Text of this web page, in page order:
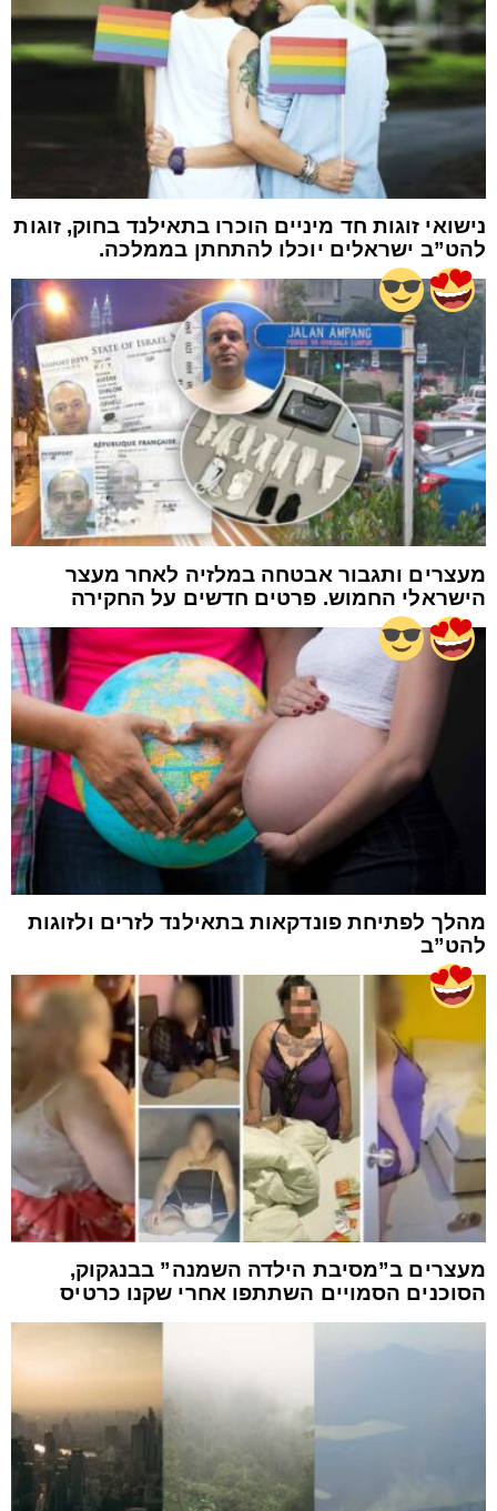
נישואי זוגות חד מיניים הוכרו בתאילנד בחוק, זוגות
להט”ב ישראלים יוכלו להתחתן בממלכה.
מעצרים ותגבור אבטחה במלזיה לאחר מעצר
הישראלי החמוש. פרטים חדשים על החקירה
מהלך לפתיחת פונדקאות בתאילנד לזרים ולזוגות
להט”ב
מעצרים ב”מסיבת הילדה השמנה” בבנגקוק,
הסוכנים הסמויים השתתפו אחרי שקנו כרטיס